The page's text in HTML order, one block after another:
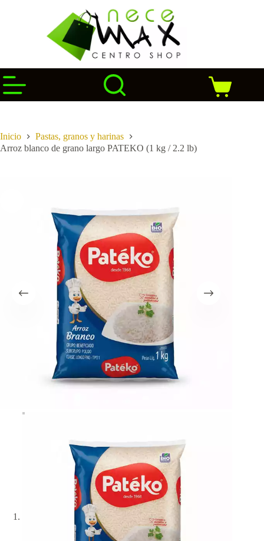
Carro
de
Inicio
Pastas, granos y harinas
Arroz blanco de grano largo PATEKO (1 kg / 2.2 lb)